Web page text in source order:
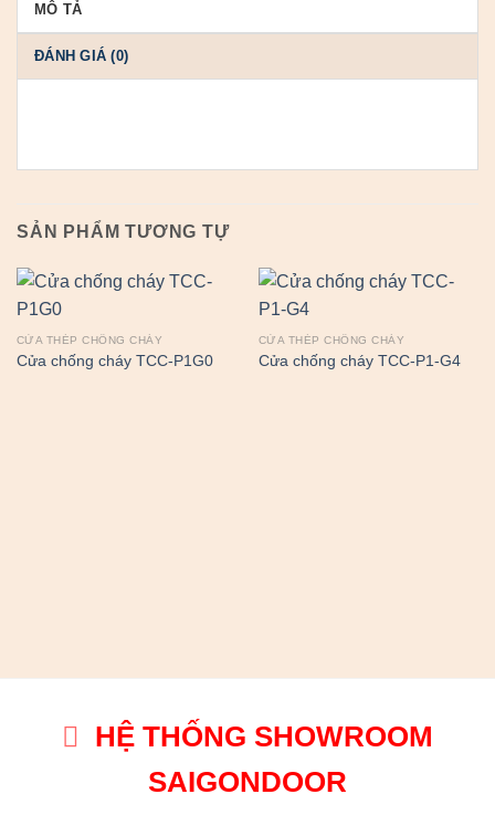
MÔ TẢ
ĐÁNH GIÁ (0)
SẢN PHẨM TƯƠNG TỰ
CỬA THÉP CHỐNG CHÁY
Cửa chống cháy TCC-P1G0
CỬA THÉP CHỐNG CHÁY
Cửa chống cháy TCC-P1-G4
HỆ THỐNG SHOWROOM
SAIGONDOOR